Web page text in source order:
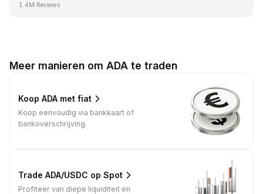
1.4M Reviews
Meer manieren om ADA te traden
Koop ADA met fiat
Koop eenvoudig via bankkaart of
bankoverschrijving.
Trade ADA/USDC op Spot
Profiteer van diepe liquiditeit en